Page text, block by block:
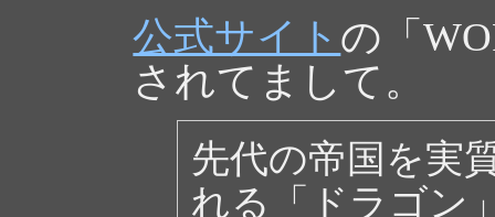
公式サイト の「
されてまして。
先代の帝国を実
れる「ドラゴン